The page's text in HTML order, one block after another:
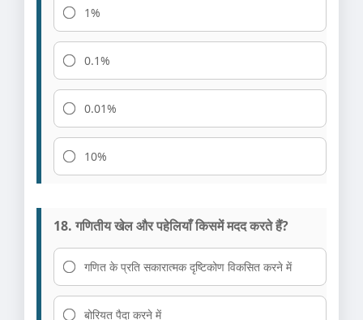
1%
0.1%
0.01%
10%
18. गणितीय खेल और पहेलियाँ किसमें मदद करते हैं?
गणित के प्रति सकारात्मक दृष्टिकोण विकसित करने में
बोरियत पैदा करने में